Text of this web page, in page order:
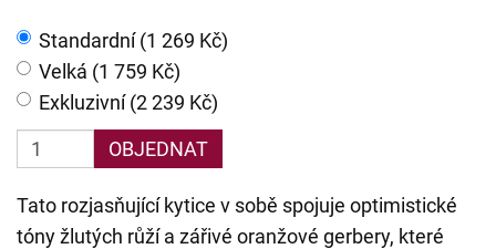
Standardní (1 269 Kč)
Velká (1 759 Kč)
Exkluzivní (2 239 Kč)
OBJEDNAT
Tato rozjasňující kytice v sobě spojuje optimistické
tóny žlutých růží a zářivé oranžové gerbery, které